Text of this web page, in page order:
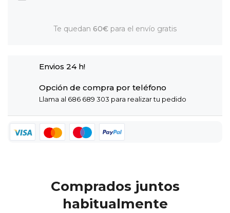
Te quedan 60€ para el envío gratis
Envios 24 h!
Opción de compra por teléfono
Llama al 686 689 303 para realizar tu pedido
Comprados juntos
habitualmente